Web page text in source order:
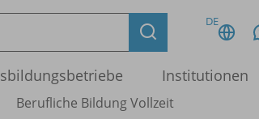
DE
Institutionen
Berufliche Bildung Vollzeit